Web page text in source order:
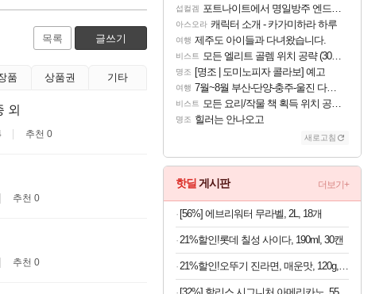
목록 글쓰기
품 상품권 기타
외
추천 0
추천 0
추천 0
섭컬겜 포트나이트에서 명일방주 엔드필드 [펠리카] 판매 예정
아스오라 캐릭터 소개 - 카가미하라 하루
여행 제주도 아이들과 다녀왔습니다.
비스트 모든 엘리트 골렘 위치 공략 (30개) - 방랑 결투가
명조 [명조 | 도미노피자 콜라보] 예고
여행 7월~8월 부산-단양-충주-울진 다녀왔어요~
비스트 모든 요리/작물 책 획득 위치 공략 (36개) - 미식가 도전과제
명조 힐러는 안나오고
새로고침
핫딜 게시판 더보기+
[56%] 에브리워터 무라벨, 2L, 18개
21%할인!롯데 칠성 사이다, 190ml, 30캔
21%할인!오뚜기 진라면, 매운맛, 120g, 40개